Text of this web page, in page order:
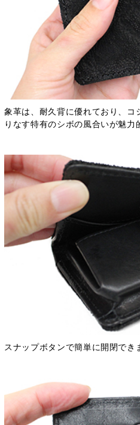
象革は、耐久背に優れており、コ
りなす特有のシボの風合いが魅力
スナップボタンで簡単に開閉でき